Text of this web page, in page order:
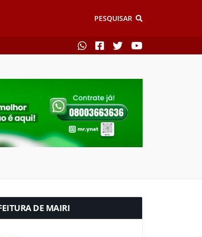
PESQUISAR
DE MAIRI